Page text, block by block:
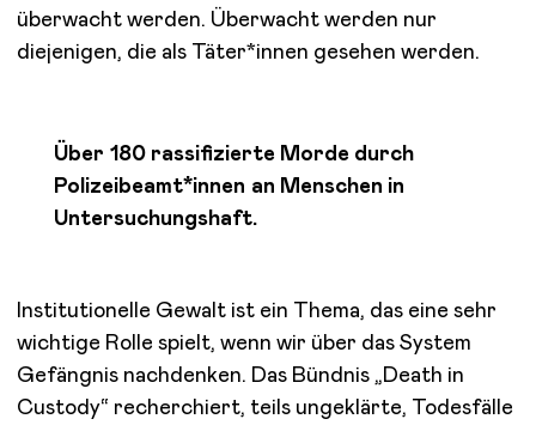
überwacht werden. Überwacht werden nur
diejenigen, die als Täter*innen gesehen werden.
Über 180 rassifizierte Morde durch
Polizeibeamt*innen an Menschen in
Untersuchungshaft.
Institutionelle Gewalt ist ein Thema, das eine sehr
wichtige Rolle spielt, wenn wir über das System
Gefängnis nachdenken. Das Bündnis „Death in
Custody“ recherchiert, teils ungeklärte, Todesfälle